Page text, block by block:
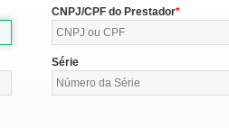
CNPJ/CPF do Prestador
Série